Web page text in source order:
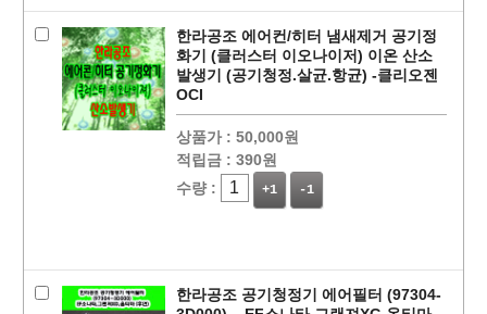
PAYCO 바로
한라공조 에어컨/히터 냄새제거 공기정
화기 (클러스터 이오나이저) 이온 산소
발생기 (공기청정.살균.항균) -클리오젠
OCI
상품가 : 50,000원
적립금 : 390원
수량 :
+1 -1
한라공조 공기청정기 에어필터 (97304-